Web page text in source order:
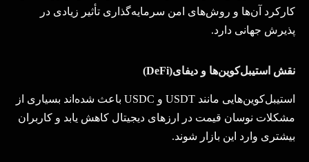
کارکرد آن‌ها و روش‌های امن سرمایه‌گذاری تأثیر زیادی در
پذیرش جهانی دارد.
نقش استیبل‌کوین‌ها و دیفای(DeFi)
استیبل‌کوین‌هایی مانند USDT و USDC باعث شده‌اند بسیاری از
مشکلات نوسان قیمت در ارزهای دیجیتال کاهش یابد و کاربران
بیشتری وارد این بازار شوند.